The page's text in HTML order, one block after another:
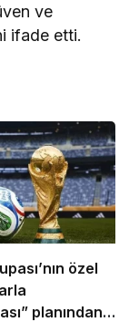
ve
ifade etti.
özel
planından